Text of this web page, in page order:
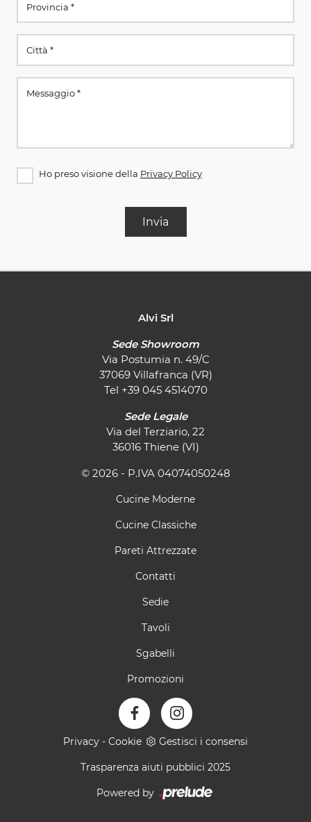
Ho preso visione della Privacy Policy
Invia
Alvi Srl
Sede Showroom
Via Postumia n. 49/C
37069 Villafranca (VR)
Tel +39 045 4514070
Sede Legale
Via del Terziario, 22
36016 Thiene (VI)
© 2026 - P.IVA 04074050248
Cucine Moderne
Cucine Classiche
Pareti Attrezzate
Contatti
Sedie
Tavoli
Sgabelli
Promozioni
Privacy - Cookie Gestisci i consensi
Trasparenza aiuti pubblici 2025
Powered by